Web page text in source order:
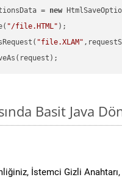
= new
"/file.HTML" );
"file.XLAM"
Basit Java
İstemci Gizli Anahtarı,